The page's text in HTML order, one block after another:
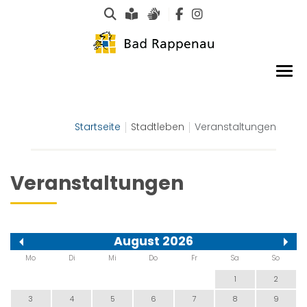
Suche
Leichte Sprache
Gebärdensprachen
Startseite Stadtleben Veranstaltungen
Veranstaltungen
August 2026
Mo Di Mi Do Fr Sa So
1
2
3
4 5 6 7 8
9